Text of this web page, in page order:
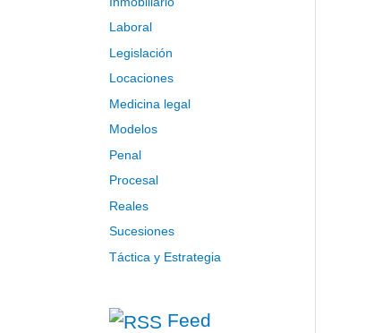
Laboral
Legislación
Locaciones
Medicina legal
Modelos
Penal
Procesal
Reales
Sucesiones
Táctica y Estrategia
Feed